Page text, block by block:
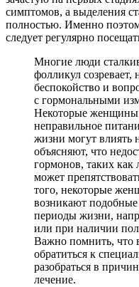
симптомов, а выделения
полностью. Именно
следует регулярно
Многие люди
фолликул созревает,
беспокойство и
с гормональными
Некоторые женщины
неправильное
жизни могут влиять
объясняют, что
гормонов, таких
может
того, некоторые
возникают
периоды жизни,
или при наличии
Важно помнить, что
обратиться к
разобраться в
лечение.